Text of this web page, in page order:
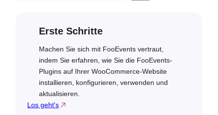
Erste Schritte
Machen Sie sich mit FooEvents vertraut,
indem Sie erfahren, wie Sie die FooEvents-
Plugins auf Ihrer WooCommerce-Website
installieren, konfigurieren, verwenden und
aktualisieren.
Los geht's